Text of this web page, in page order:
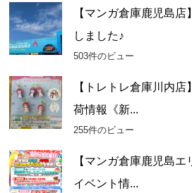
【マンガ倉庫鹿児島
しました♪
503件のビュー
【トレトレ倉庫川内
荷情報《新...
255件のビュー
【マンガ倉庫鹿児島
イベント情...